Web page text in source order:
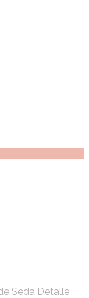
Seda Detalle